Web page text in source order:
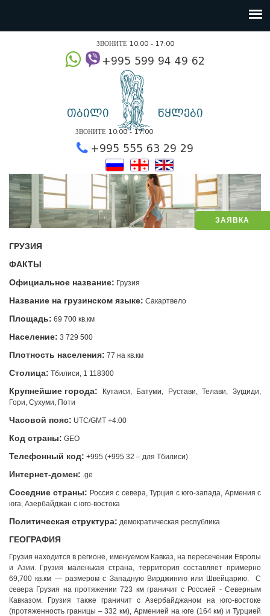
ЗАЯВКА
ЗВОНИТЕ 10:00 - 17:00
თბილი წყლები
ЗВОНИТЕ 10:00 - 17:00
+995 555 63 29
ГРУЗИЯ
ФАКТЫ
Официальное название: Грузия
Название на грузинском языке: Сакартвело
Площадь: 69 700 кв.км
Население: 3 729 500
Плотность населения: 77 на кв.км
Столица: Тбилиси, 1 118300
Крупнейшие города: Кутаиси, Батуми, Рустави, Телави, Зугдиди,
Гори, Сухуми, Поти
Часовой пояс: UTC/GMT +4:00
Код страны: GEO
Телефонный код: +995 (+995 32 – для Тбилиси)
Интернет-домен: .ge
Соседние страны: Россия с севера, Турция с юго-запада, Армения с
юга, Азербайджан с юго-востока
Политическая структура: демократическая республика
ГЕОГРАФИЯ
Грузия находится в регионе, именуемом Кавказ, на пересечении Европы
и Азии. Грузия маленькая страна, территория составляет примерно
69,700 кв.км — размером с Западную Вирджинию или Швейцарию. С
севера Грузия на протяжении 723 км граничит с Россией - Северным
Кавказом. Грузия также граничит с Азербайджаном на юго-востоке
(протяженность границы – 332 км), Арменией на юге (164 км) и Турцией